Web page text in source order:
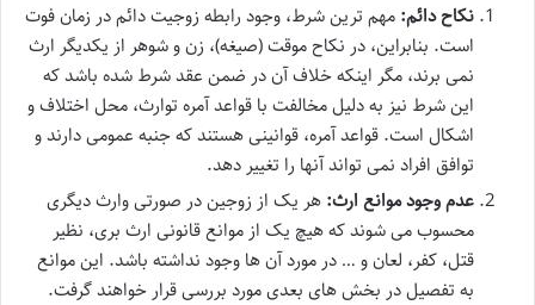
نکاح دائم: مهم ترین شرط، وجود رابطه زوجیت دائم در زمان فوت
است. بنابراین، در نکاح موقت (صیغه)، زن و شوهر از یکدیگر ارث
نمی برند، مگر اینکه خلاف آن در ضمن عقد شرط شده باشد که
این شرط نیز به دلیل مخالفت با قواعد آمره توارث، محل اختلاف و
اشکال است. قواعد آمره، قوانینی هستند که جنبه عمومی دارند و
توافق افراد نمی تواند آنها را تغییر دهد.
عدم وجود موانع ارث: هر یک از زوجین در صورتی وارث دیگری
محسوب می شوند که هیچ یک از موانع قانونی ارث بری، نظیر
قتل، کفر، لعان و … در مورد آن ها وجود نداشته باشد. این موانع
به تفصیل در بخش های بعدی مورد بررسی قرار خواهند گرفت.